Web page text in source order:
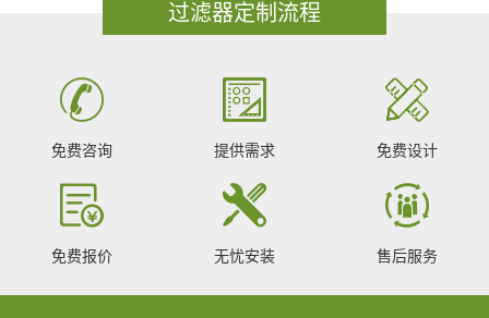
过滤器定制流程
免费咨询 提供需求 免费设计
免费报价 无忧安装 售后服务